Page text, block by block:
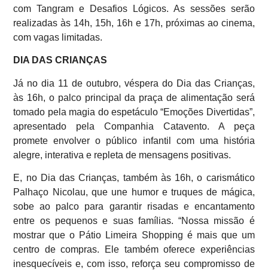
com Tangram e Desafios Lógicos. As sessões serão
realizadas às 14h, 15h, 16h e 17h, próximas ao cinema,
com vagas limitadas.
DIA DAS CRIANÇAS
Já no dia 11 de outubro, véspera do Dia das Crianças,
às 16h, o palco principal da praça de alimentação será
tomado pela magia do espetáculo “Emoções Divertidas”,
apresentado pela Companhia Catavento. A peça
promete envolver o público infantil com uma história
alegre, interativa e repleta de mensagens positivas.
E, no Dia das Crianças, também às 16h, o carismático
Palhaço Nicolau, que une humor e truques de mágica,
sobe ao palco para garantir risadas e encantamento
entre os pequenos e suas famílias. “Nossa missão é
mostrar que o Pátio Limeira Shopping é mais que um
centro de compras. Ele também oferece experiências
inesquecíveis e, com isso, reforça seu compromisso de